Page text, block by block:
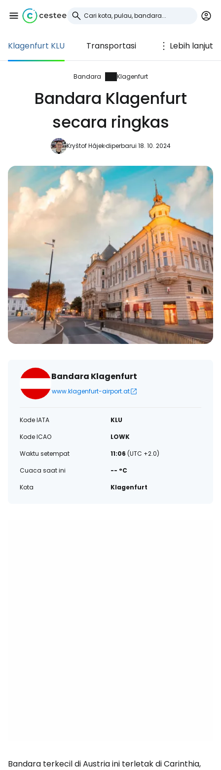
Klagenfurt KLU Transportasi Lebih lanjut
Bandara Klagenfurt
Bandara Klagenfurt
secara ringkas
Kryštof Hájekdiperbarui 18. 10. 2024
Bandara Klagenfurt
www.klagenfurt-airport.at
Kode IATA
KLU
Kode ICAO
LOWK
Waktu setempat
11:06 (UTC +2.0)
Cuaca saat ini
-- °C
Kota
Klagenfurt
Bandara terkecil di Austria ini terletak di Carinthia,
Masuk ke Cestee
... komunitas perjalanan di seluruh dunia
Lanjutkan dengan Google
Lanjutkan dengan Facebook
Lanjutkan dengan email